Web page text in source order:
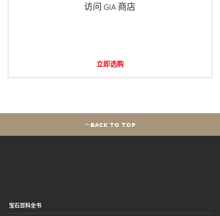
访问 GIA 商店
立即选购
BACK TO TOP
宝石百科全书